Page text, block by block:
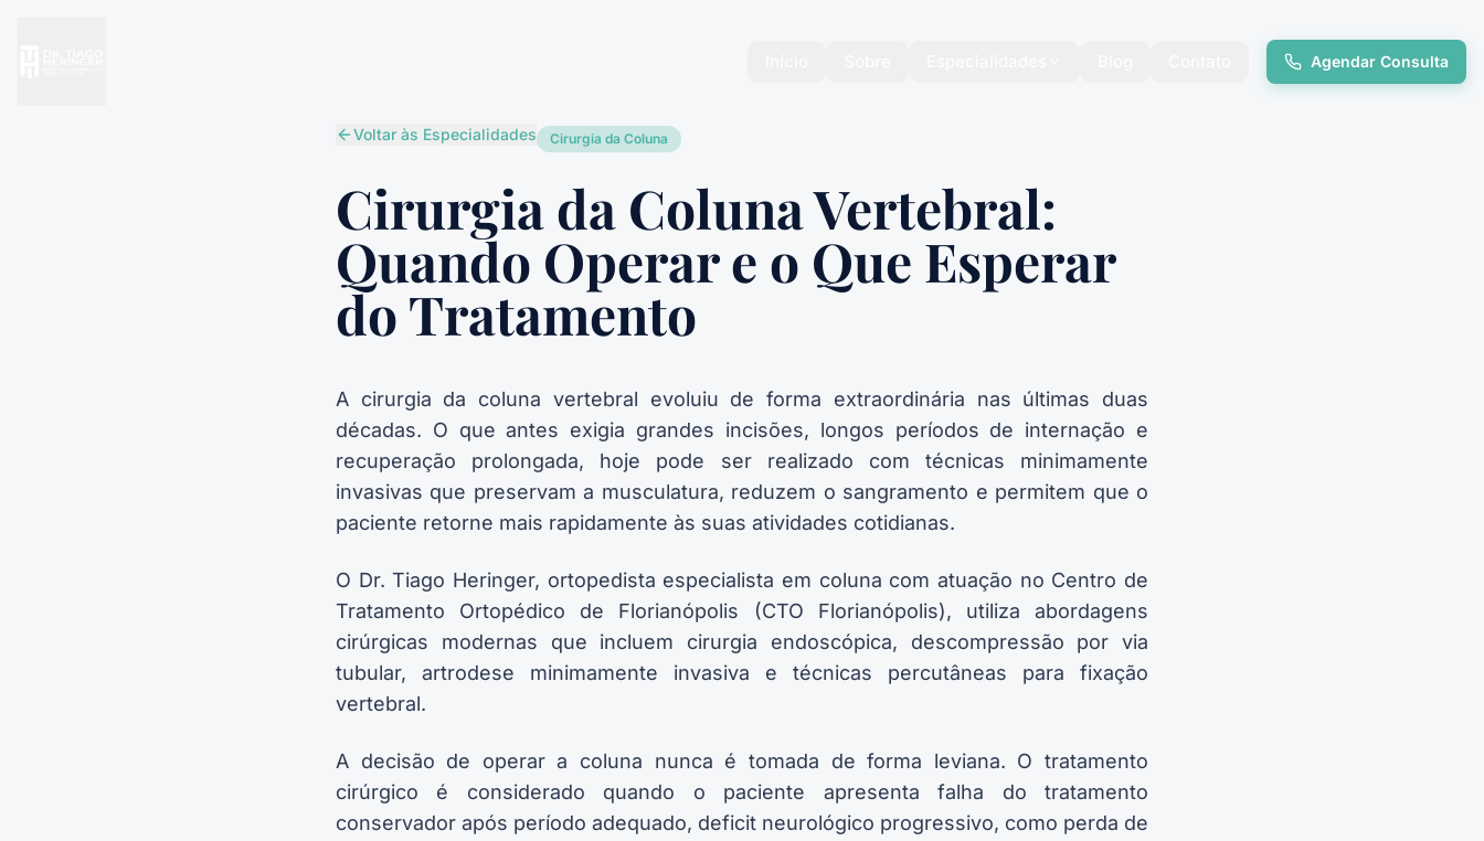
Agendar Consulta
Voltar às Especialidades Cirurgia da Coluna
Cirurgia da Coluna Vertebral:
Quando Operar e o Que Esperar
do Tratamento
A cirurgia da coluna vertebral evoluiu de forma extraordinária nas últimas duas
décadas. O que antes exigia grandes incisões, longos períodos de internação e
recuperação prolongada, hoje pode ser realizado com técnicas minimamente
invasivas que preservam a musculatura, reduzem o sangramento e permitem que o
paciente retorne mais rapidamente às suas atividades cotidianas.
O Dr. Tiago Heringer, ortopedista especialista em coluna com atuação no Centro de
Tratamento Ortopédico de Florianópolis (CTO Florianópolis), utiliza abordagens
cirúrgicas modernas que incluem cirurgia endoscópica, descompressão por via
tubular, artrodese minimamente invasiva e técnicas percutâneas para fixação
vertebral.
A decisão de operar a coluna nunca é tomada de forma leviana. O tratamento
cirúrgico é considerado quando o paciente apresenta falha do tratamento
conservador após período adequado, deficit neurológico progressivo, como perda de